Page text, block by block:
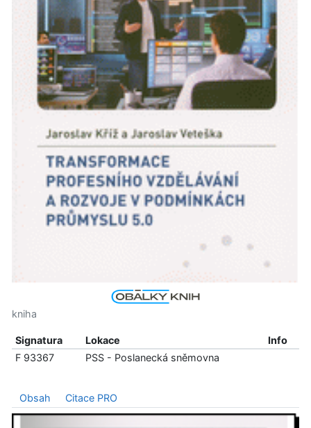
kniha
Signatura Lokace
Info
F 93367
PSS - Poslanecká sněmovna
Obsah Citace PRO